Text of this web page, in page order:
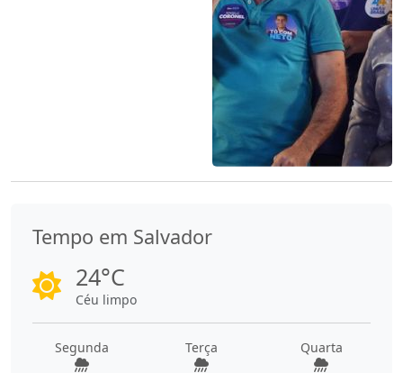
Tempo em Salvador
24°C
Céu limpo
Segunda Terça Quarta